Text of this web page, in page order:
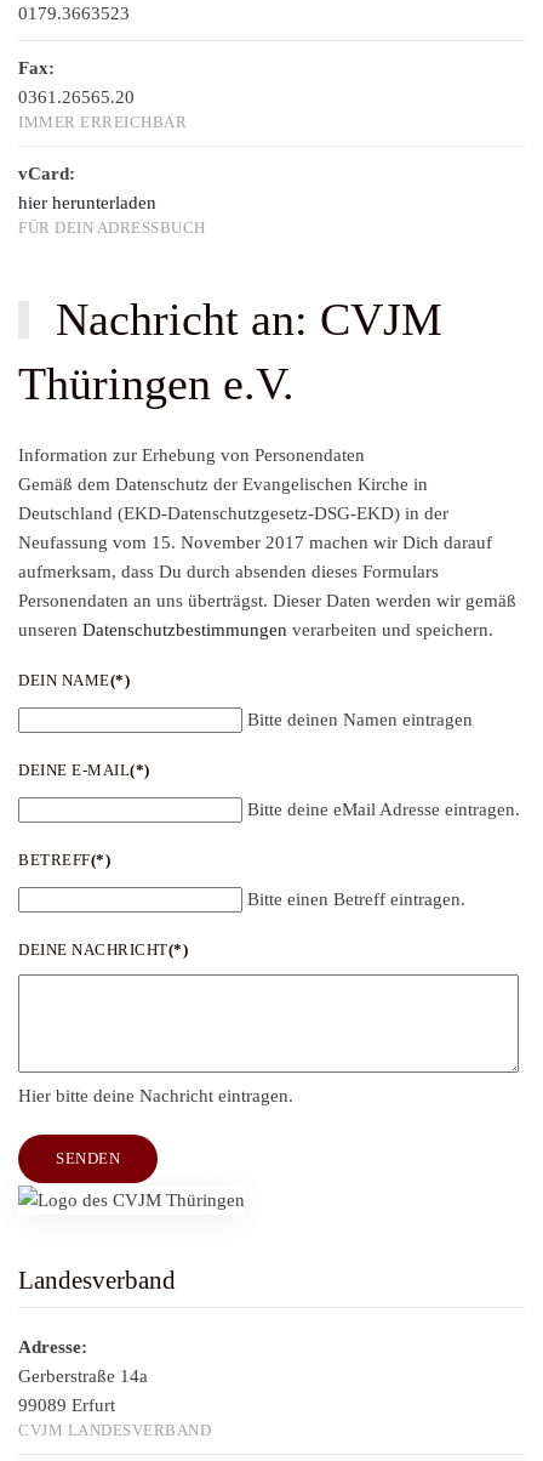
0179.3663523
Fax:
0361.26565.20
IMMER ERREICHBAR
vCard:
hier herunterladen
FÜR DEIN ADRESSBUCH
Nachricht an: CVJM
Thüringen e.V.
Information zur Erhebung von Personendaten
Gemäß dem Datenschutz der Evangelischen Kirche in
Deutschland (EKD-Datenschutzgesetz-DSG-EKD) in der
Neufassung vom 15. November 2017 machen wir Dich darauf
aufmerksam, dass Du durch absenden dieses Formulars
Personendaten an uns überträgst. Dieser Daten werden wir gemäß
unseren Datenschutzbestimmungen verarbeiten und speichern.
DEIN NAME(*)
Bitte deinen Namen eintragen
DEINE E-MAIL(*)
Bitte deine eMail Adresse eintragen.
BETREFF(*)
Bitte einen Betreff eintragen.
DEINE NACHRICHT(*)
Hier bitte deine Nachricht eintragen.
SENDEN
Landesverband
Adresse:
Gerberstraße 14a
99089 Erfurt
CVJM LANDESVERBAND